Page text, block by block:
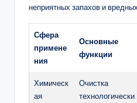
неприятных запахов и
Сфера
примене
ния
Основные
функции
Химическ
ая
Очистка
технологически